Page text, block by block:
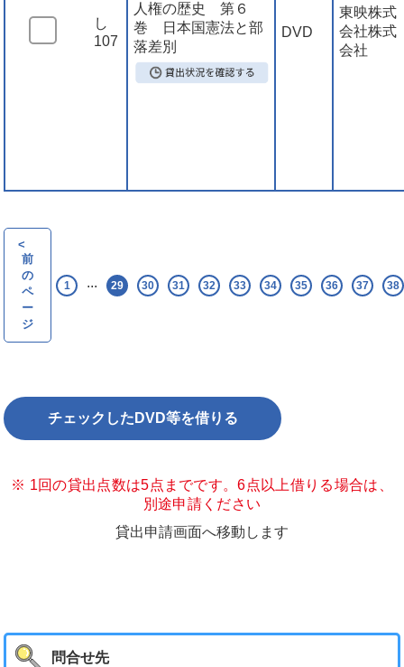
し
107
人権の歴史 第６
巻 日本国憲法と部
落差別
DVD
東映株式
会社株式
会社
<
前
の
ペ
ー
ジ
1 ... 29 30 31 32 33 34 35 36 37 38
※ 1回の貸出点数は5点までです。6点以上借りる場合は、
別途申請ください
貸出申請画面へ移動します
問合せ先